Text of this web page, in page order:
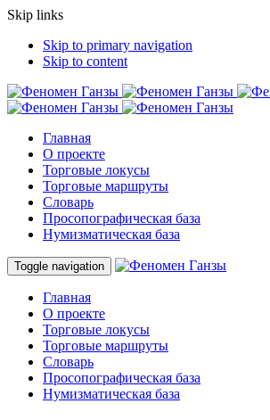
Skip links
Skip to primary navigation
Skip to content
Главная
О проекте
Торговые локусы
Торговые маршруты
Словарь
Просопографическая база
Нумизматическая база
Toggle navigation
Главная
О проекте
Торговые локусы
Торговые маршруты
Словарь
Просопографическая база
Нумизматическая база